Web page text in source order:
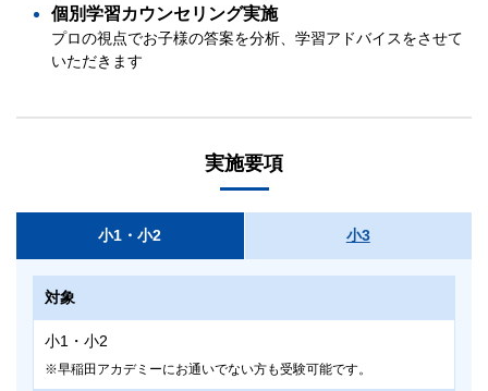
個別学習カウンセリング実施
プロの視点でお子様の答案を分析、学習アドバイスをさせて
いただきます
実施要項
小1・小2 小3
対象
小1・小2
早稲田アカデミーにお通いでない方も受験可能です。